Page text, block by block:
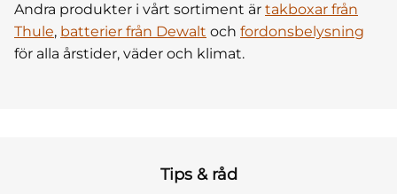
Andra produkter i vårt sortiment är takboxar från
Thule, batterier från Dewalt och fordonsbelysning
för alla årstider, väder och klimat.
Tips & råd